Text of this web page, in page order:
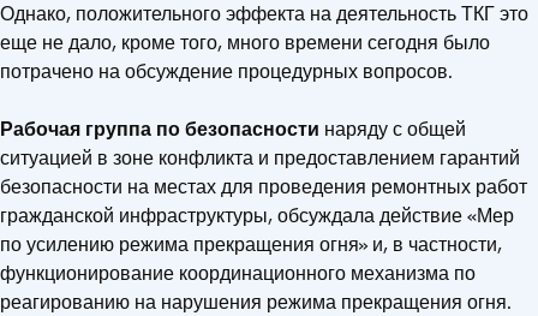
Однако, положительного эффекта на деятельность ТКГ это
еще не дало, кроме того, много времени сегодня было
потрачено на обсуждение процедурных вопросов.
Рабочая группа по безопасности наряду с общей
ситуацией в зоне конфликта и предоставлением гарантий
безопасности на местах для проведения ремонтных работ
гражданской инфраструктуры, обсуждала действие «Мер
по усилению режима прекращения огня» и, в частности,
функционирование координационного механизма по
реагированию на нарушения режима прекращения огня.